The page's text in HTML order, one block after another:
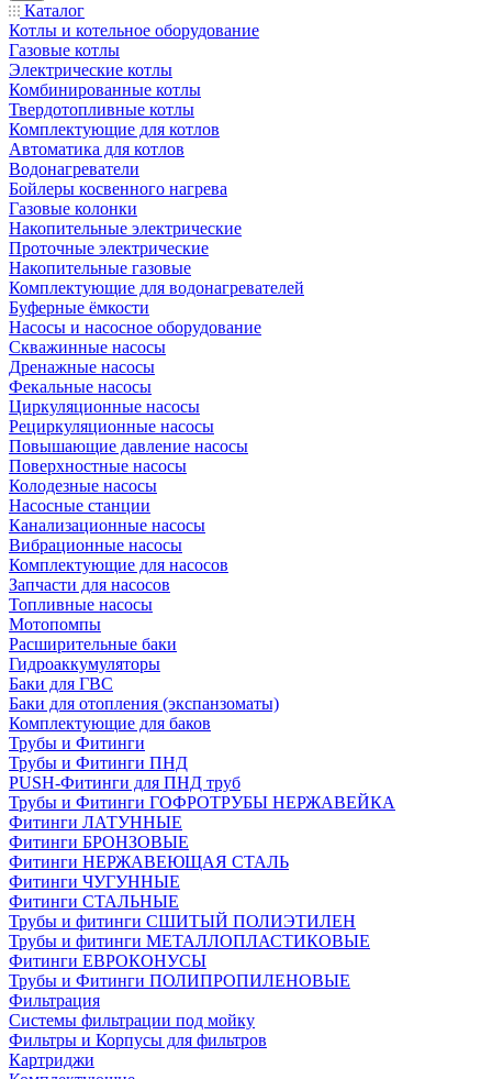
Каталог
Котлы и котельное оборудование
Газовые котлы
Электрические котлы
Комбинированные котлы
Твердотопливные котлы
Комплектующие для котлов
Автоматика для котлов
Водонагреватели
Бойлеры косвенного нагрева
Газовые колонки
Накопительные электрические
Проточные электрические
Накопительные газовые
Комплектующие для водонагревателей
Буферные ёмкости
Насосы и насосное оборудование
Скважинные насосы
Дренажные насосы
Фекальные насосы
Циркуляционные насосы
Рециркуляционные насосы
Повышающие давление насосы
Поверхностные насосы
Колодезные насосы
Насосные станции
Канализационные насосы
Вибрационные насосы
Комплектующие для насосов
Запчасти для насосов
Топливные насосы
Мотопомпы
Расширительные баки
Гидроаккумуляторы
Баки для ГВС
Баки для отопления (экспанзоматы)
Комплектующие для баков
Трубы и Фитинги
Трубы и Фитинги ПНД
PUSH-Фитинги для ПНД труб
Трубы и Фитинги ГОФРОТРУБЫ НЕРЖАВЕЙКА
Фитинги ЛАТУННЫЕ
Фитинги БРОНЗОВЫЕ
Фитинги НЕРЖАВЕЮЩАЯ СТАЛЬ
Фитинги ЧУГУННЫЕ
Фитинги СТАЛЬНЫЕ
Трубы и фитинги СШИТЫЙ ПОЛИЭТИЛЕН
Трубы и фитинги МЕТАЛЛОПЛАСТИКОВЫЕ
Фитинги ЕВРОКОНУСЫ
Трубы и Фитинги ПОЛИПРОПИЛЕНОВЫЕ
Фильтрация
Системы фильтрации под мойку
Фильтры и Корпусы для фильтров
Картриджи